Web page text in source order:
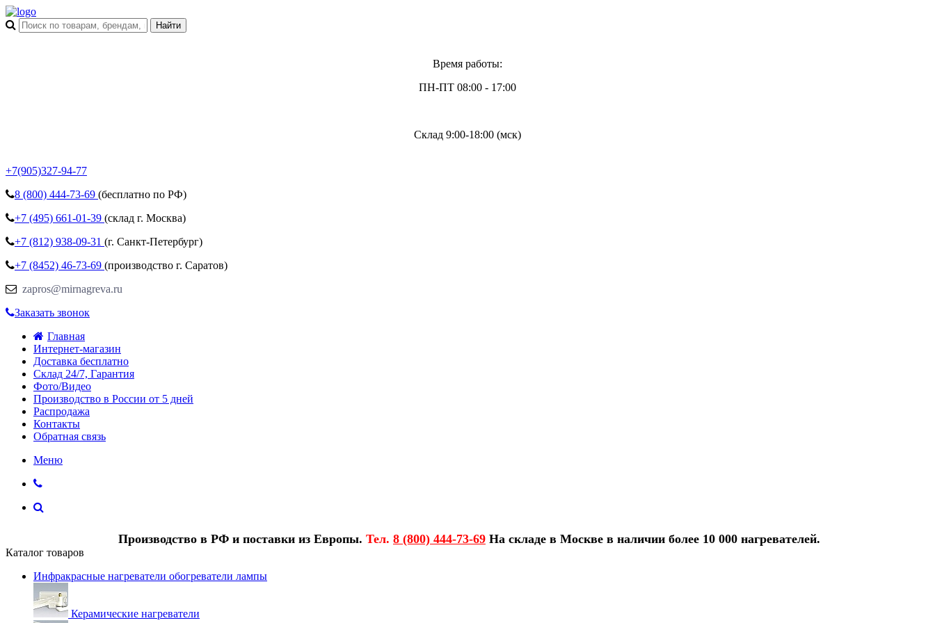
Время работы:
ПН-ПТ 08:00 - 17:00
Склад 9:00-18:00 (мск)
+7(905)327-94-77
8 (800) 444-73-69 (бесплатно по РФ)
+7 (495) 661-01-39 (склад г. Москва)
+7 (812) 938-09-31 (г. Санкт-Петербург)
+7 (8452) 46-73-69 (производство г. Саратов)
zapros@mirnagreva.ru
Заказать звонок
Главная
Интернет-магазин
Доставка бесплатно
Склад 24/7, Гарантия
Фото/Видео
Производство в России от 5 дней
Распродажа
Контакты
Обратная связь
Меню
Производство в РФ и поставки из Европы. Тел. 8 (800) 444-73-69 На складе в Москве в наличии более 10 000 нагревателей.
Каталог товаров
Инфракрасные нагреватели обогреватели лампы
Керамические нагреватели